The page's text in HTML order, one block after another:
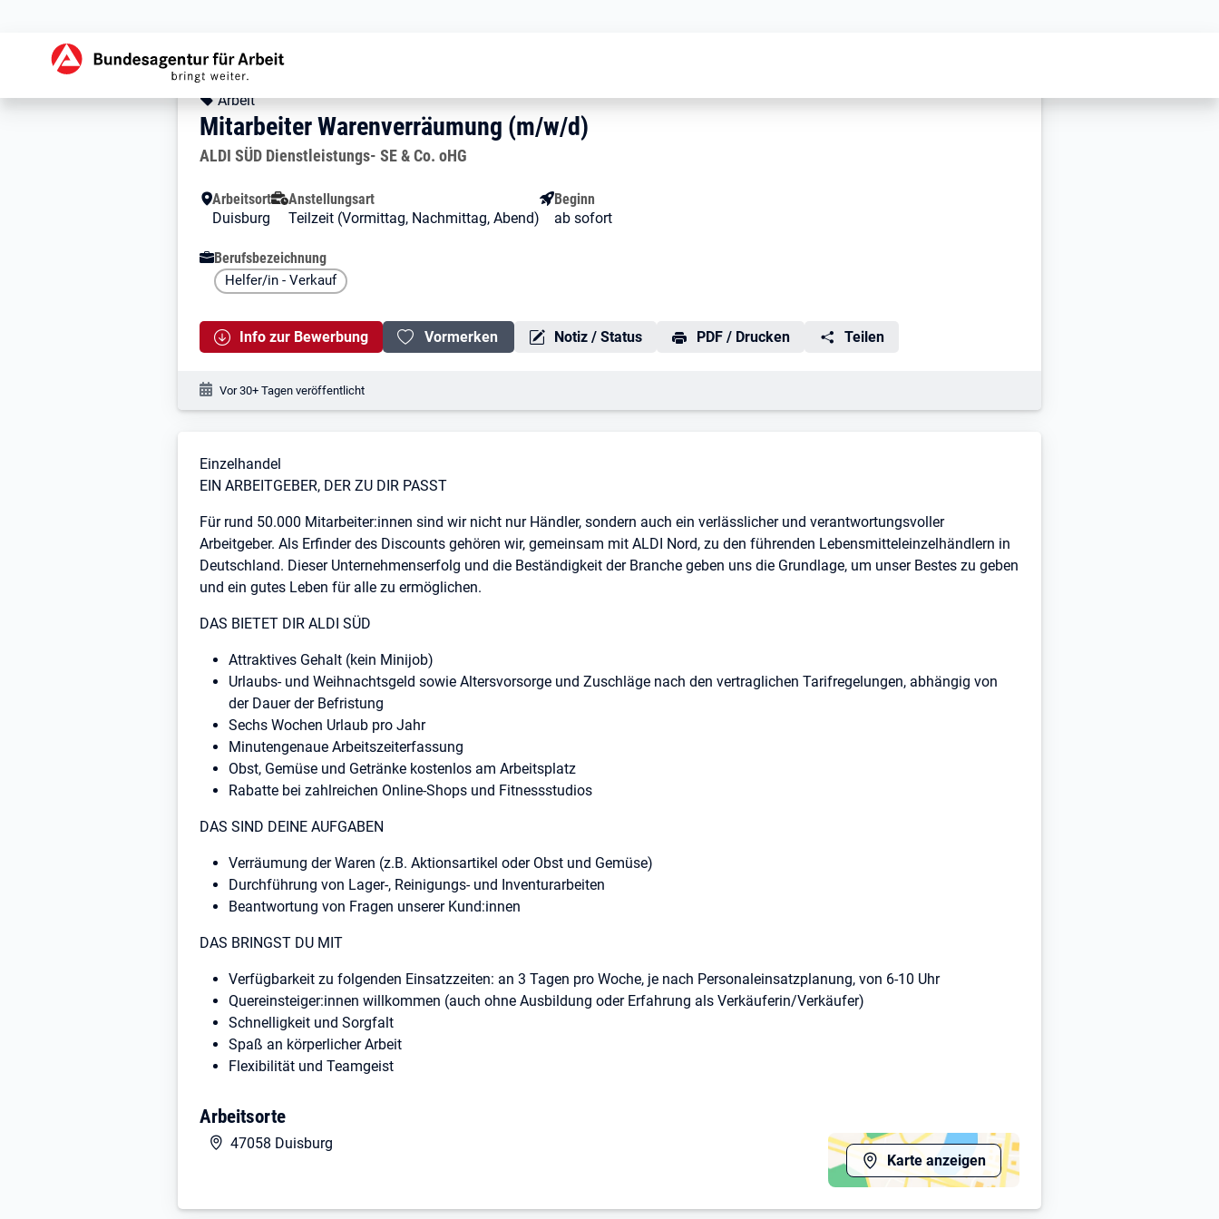
Stellendetails zu: Mitarbeiter Warenverräumung (m/w/d)
Mitarbeiter Warenverräumung (m/w/d)
Mitarbeiter Warenverräumung (m/w/d)
Kopfbereich
Angebotsart:
Arbeit
Mitarbeiter Warenverräumung (m/w/d)
Arbeitgeber:
ALDI SÜD Dienstleistungs- SE & Co. oHG
Besondere Merkmale
Arbeitsort
Duisburg
Anstellungsart
Teilzeit (Vormittag, Nachmittag, Abend)
Beginn
ab sofort
Berufsbezeichnung
Helfer/in - Verkauf
Info zur Bewerbung Vormerken Notiz / Status PDF / Drucken Teilen
Veröffentlichungsdatum:
Vor 30+ Tagen veröffentlicht
Stellenbeschreibung
Einzelhandel
EIN ARBEITGEBER, DER ZU DIR PASST
Für rund 50.000 Mitarbeiter:innen sind wir nicht nur Händler, sondern auch ein verlässlicher und verantwortungsvoller
Arbeitgeber. Als Erfinder des Discounts gehören wir, gemeinsam mit ALDI Nord, zu den führenden Lebensmitteleinzelhändlern in
Deutschland. Dieser Unternehmenserfolg und die Beständigkeit der Branche geben uns die Grundlage, um unser Bestes zu geben
und ein gutes Leben für alle zu ermöglichen.
DAS BIETET DIR ALDI SÜD
Attraktives Gehalt (kein Minijob)
Urlaubs- und Weihnachtsgeld sowie Altersvorsorge und Zuschläge nach den vertraglichen Tarifregelungen, abhängig von
der Dauer der Befristung
Sechs Wochen Urlaub pro Jahr
Minutengenaue Arbeitszeiterfassung
Obst, Gemüse und Getränke kostenlos am Arbeitsplatz
Rabatte bei zahlreichen Online-Shops und Fitnessstudios
DAS SIND DEINE AUFGABEN
Verräumung der Waren (z.B. Aktionsartikel oder Obst und Gemüse)
Durchführung von Lager-, Reinigungs- und Inventurarbeiten
Beantwortung von Fragen unserer Kund:innen
DAS BRINGST DU MIT
Verfügbarkeit zu folgenden Einsatzzeiten: an 3 Tagen pro Woche, je nach Personaleinsatzplanung, von 6-10 Uhr
Quereinsteiger:innen willkommen (auch ohne Ausbildung oder Erfahrung als Verkäuferin/Verkäufer)
Schnelligkeit und Sorgfalt
Spaß an körperlicher Arbeit
Flexibilität und Teamgeist
Arbeitsorte
Karte anzeigen
47058 Duisburg